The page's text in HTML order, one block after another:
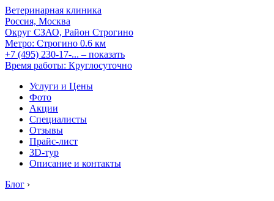
Ветеринарная клиника
Россия, Москва
Округ СЗАО, Район Строгино
Метро: Строгино 0.6 км
+7 (495) 230-17-... – показать
Время работы: Круглосуточно
Услуги и Цены
Фото
Акции
Специалисты
Отзывы
Прайс-лист
3D-тур
Описание и контакты
Блог ›